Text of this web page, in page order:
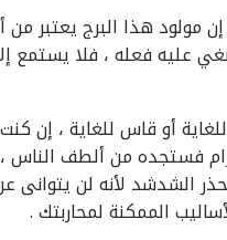
، إن مولود هذا البرج يعتبر
عليه فعله ، فلا
أو قاس للغاية ، إن
فستجده من ألطف
الشدشد لأنه لن
الممكنة لمحاربتك .